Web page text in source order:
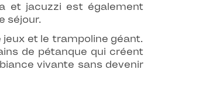
et jacuzzi est également
séjour.
jeux et le trampoline géant.
de pétanque qui créent
vivante sans devenir